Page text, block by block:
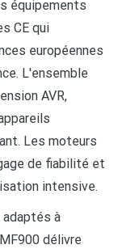
équipements
CE qui
européennes
L'ensemble
AVR,
Les moteurs
de fiabilité et
intensive.
adaptés à
délivre